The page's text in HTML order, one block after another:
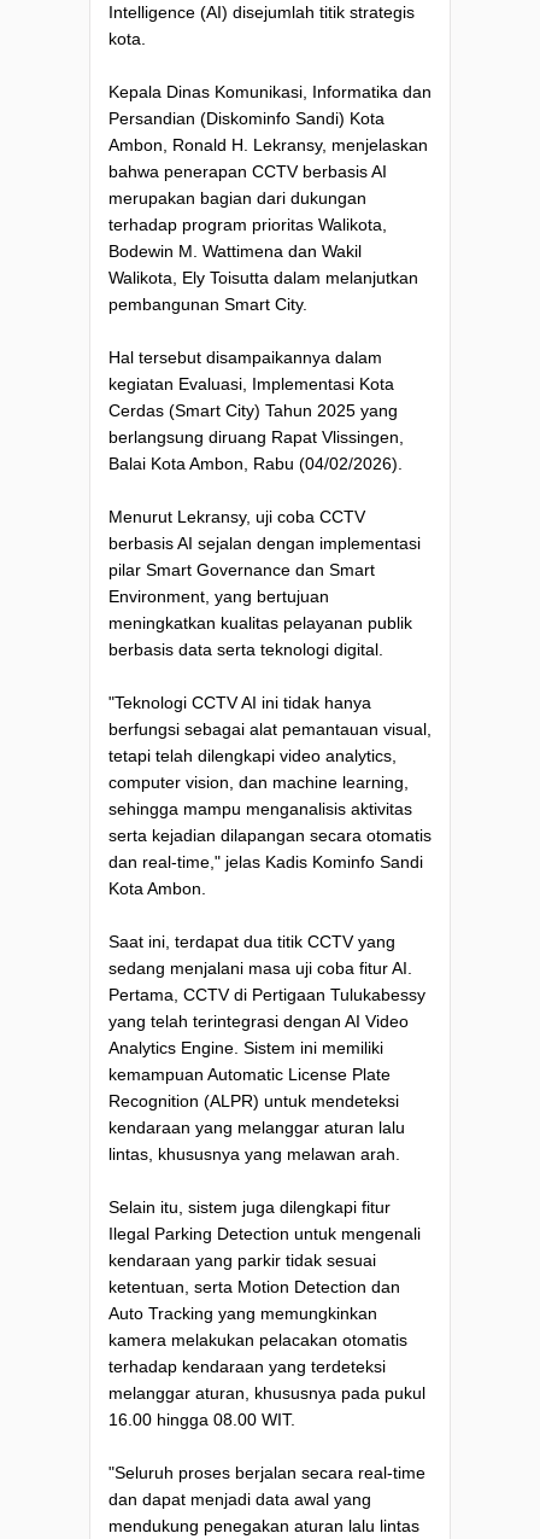
Intelligence (AI) disejumlah titik strategis
kota.
Kepala Dinas Komunikasi, Informatika dan
Persandian (Diskominfo Sandi) Kota
Ambon, Ronald H. Lekransy, menjelaskan
bahwa penerapan CCTV berbasis AI
merupakan bagian dari dukungan
terhadap program prioritas Walikota,
Bodewin M. Wattimena dan Wakil
Walikota, Ely Toisutta dalam melanjutkan
pembangunan Smart City.
Hal tersebut disampaikannya dalam
kegiatan Evaluasi, Implementasi Kota
Cerdas (Smart City) Tahun 2025 yang
berlangsung diruang Rapat Vlissingen,
Balai Kota Ambon, Rabu (04/02/2026).
Menurut Lekransy, uji coba CCTV
berbasis AI sejalan dengan implementasi
pilar Smart Governance dan Smart
Environment, yang bertujuan
meningkatkan kualitas pelayanan publik
berbasis data serta teknologi digital.
"Teknologi CCTV AI ini tidak hanya
berfungsi sebagai alat pemantauan visual,
tetapi telah dilengkapi video analytics,
computer vision, dan machine learning,
sehingga mampu menganalisis aktivitas
serta kejadian dilapangan secara otomatis
dan real-time," jelas Kadis Kominfo Sandi
Kota Ambon.
Saat ini, terdapat dua titik CCTV yang
sedang menjalani masa uji coba fitur AI.
Pertama, CCTV di Pertigaan Tulukabessy
yang telah terintegrasi dengan AI Video
Analytics Engine. Sistem ini memiliki
kemampuan Automatic License Plate
Recognition (ALPR) untuk mendeteksi
kendaraan yang melanggar aturan lalu
lintas, khususnya yang melawan arah.
Selain itu, sistem juga dilengkapi fitur
Ilegal Parking Detection untuk mengenali
kendaraan yang parkir tidak sesuai
ketentuan, serta Motion Detection dan
Auto Tracking yang memungkinkan
kamera melakukan pelacakan otomatis
terhadap kendaraan yang terdeteksi
melanggar aturan, khususnya pada pukul
16.00 hingga 08.00 WIT.
"Seluruh proses berjalan secara real-time
dan dapat menjadi data awal yang
mendukung penegakan aturan lalu lintas